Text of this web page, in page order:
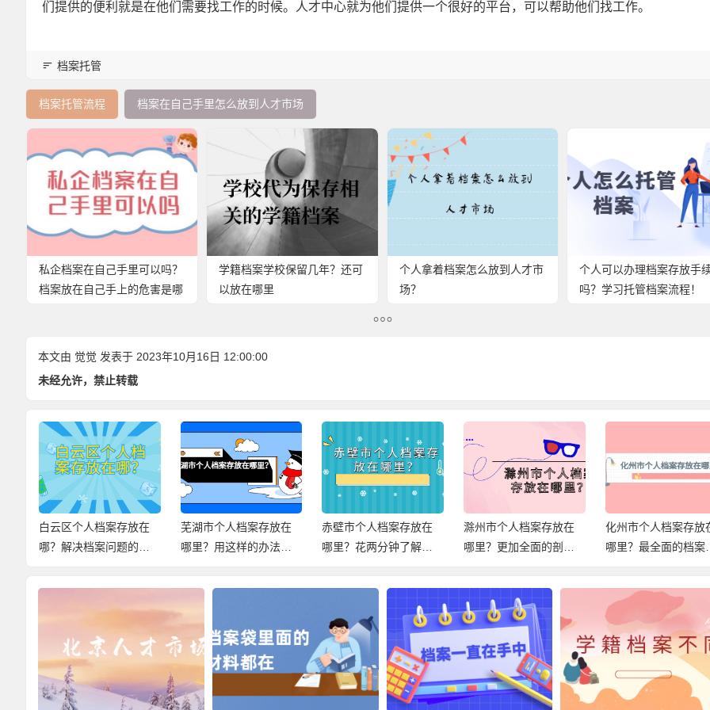
们提供的便利就是在他们需要找工作的时候。人才中心就为他们提供一个很好的平台，可以帮助他们找工作。
档案托管
档案托管流程 档案在自己手里怎么放到人才市场
私企档案在自己手里可以吗？
档案放在自己手上的危害是哪
学籍档案学校保留几年？还可
以放在哪里
个人拿着档案怎么放到人才市
场？
个人可以办理档案存放手
吗？学习托管档案流程！
本文由 觉觉 发表于 2023年10月16日 12:00:00
未经允许，禁止转载
白云区个人档案存放在
哪？解决档案问题的小
芜湖市个人档案存放在
哪里？用这样的办法，
赤壁市个人档案存放在
哪里？花两分钟了解档
滁州市个人档案存放在
哪里？更加全面的剖析
化州市个人档案存放
哪里？最全面的档案